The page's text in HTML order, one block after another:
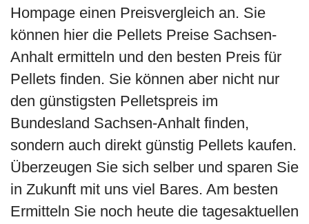
Hompage einen Preisvergleich an. Sie
können hier die Pellets Preise Sachsen-
Anhalt ermitteln und den besten Preis für
Pellets finden. Sie können aber nicht nur
den günstigsten Pelletspreis im
Bundesland Sachsen-Anhalt finden,
sondern auch direkt günstig Pellets kaufen.
Überzeugen Sie sich selber und sparen Sie
in Zukunft mit uns viel Bares. Am besten
Ermitteln Sie noch heute die tagesaktuellen